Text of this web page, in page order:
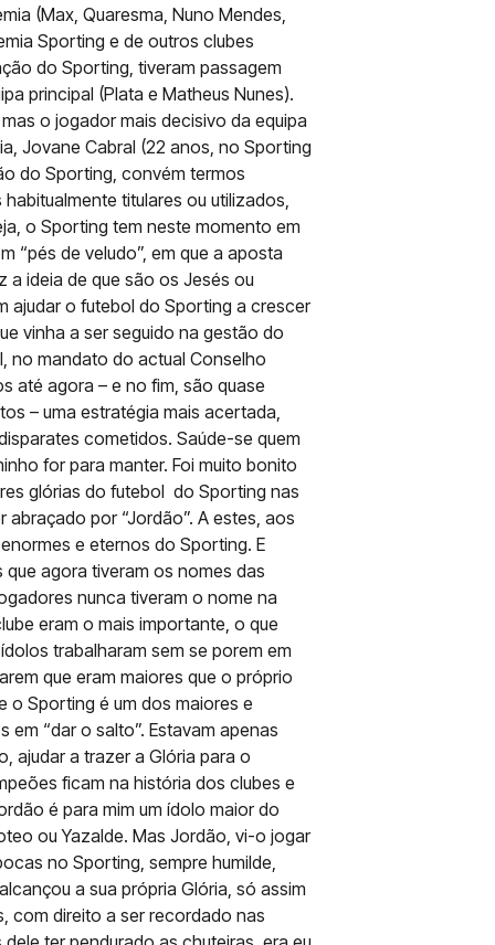
(Max, Quaresma, Nuno Mendes,
Sporting e de outros clubes
do Sporting, tiveram passagem
principal (Plata e Matheus Nunes).
o jogador mais decisivo da equipa
Jovane Cabral (22 anos, no Sporting
do Sporting, convém termos
titulares ou utilizados,
o Sporting tem neste momento em
“pés de veludo”, em que a aposta
ideia de que são os Jesés ou
ajudar o futebol do Sporting a crescer
vinha a ser seguido na gestão do
no mandato do actual Conselho
até agora – e no fim, são quase
– uma estratégia mais acertada,
cometidos. Saúde-se quem
for para manter. Foi muito bonito
glórias do futebol do Sporting nas
por “Jordão”. A estes, aos
e eternos do Sporting. E
que agora tiveram os nomes das
nunca tiveram o nome na
eram o mais importante, o que
trabalharam sem se porem em
que eram maiores que o próprio
o Sporting é um dos maiores e
“dar o salto”. Estavam apenas
ajudar a trazer a Glória para o
ficam na história dos clubes e
é para mim um ídolo maior do
ou Yazalde. Mas Jordão, vi-o jogar
no Sporting, sempre humilde,
a sua própria Glória, só assim
com direito a ser recordado nas